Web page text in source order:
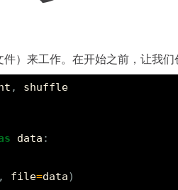
）来工作。在开始之前，让我们
,
shuffle
data :
, file=data)